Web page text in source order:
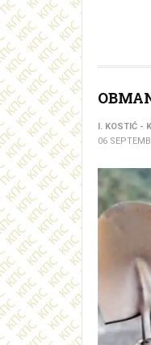
I. KOSTIĆ -
06